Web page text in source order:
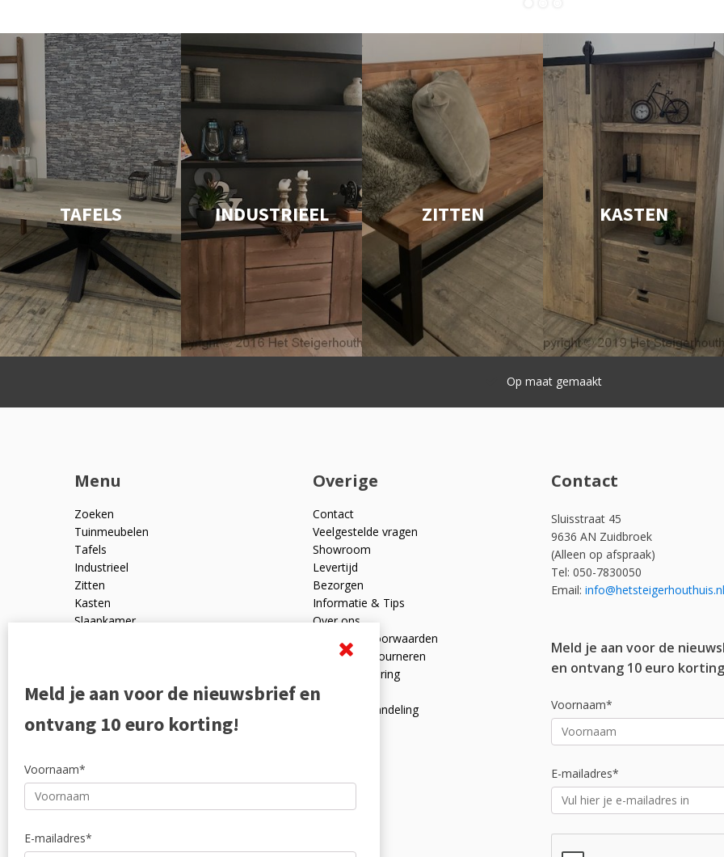
TAFELS INDUSTRIEEL ZITTEN KASTEN
Snelle levering
Menu
Zoeken
Tuinmeubelen
Tafels
Industrieel
Zitten
Kasten
Slaapkamer
Outlet
Overige
Contact
Veelgestelde vragen
Showroom
Levertijd
Bezorgen
Informatie & Tips
Over ons
Algemene voorwaarden
Ruilen en retourneren
Privacyverklaring
Reviewpolicy
Klachtenafhandeling
Contact
Sluisstraat 45
9636 AN Zuidbroek
(Alleen op afspraak)
Tel: 050-7830050
Email: info@hetsteigerhouthuis.nl
Meld je aan voor de
en ontvang 10 euro
Voornaam*
E-mailadres*
Meld je aan voor de nieuwsbrief en
ontvang 10 euro korting!
Voornaam*
E-mailadres*